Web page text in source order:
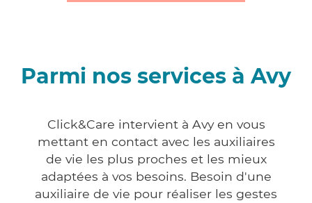
Parmi nos services à Avy
Click&Care intervient à Avy en vous
mettant en contact avec les auxiliaires
de vie les plus proches et les mieux
adaptées à vos besoins. Besoin d'une
auxiliaire de vie pour réaliser les gestes